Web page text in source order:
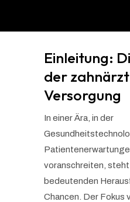
Einleitung:
der
Versorgung
In einer Ära, in der
voranschreiten,
bedeutenden
Chancen. Der Fokus